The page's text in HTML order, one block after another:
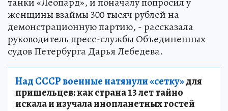
женщины взаймы 300 тысяч рублей на
демонстрационную партию, - рассказала
руководитель пресс-службы Объединенных
судов Петербурга Дарья Лебедева.
Над СССР военные натянули «сетку»для
пришельцев: как страна 13 лет тайно
искала и изучала инопланетных гостей